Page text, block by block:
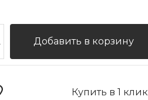
Добавить в корзину
Купить в 1 клик